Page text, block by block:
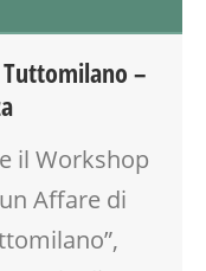
Tuttomilano –
il Workshop
Affare di